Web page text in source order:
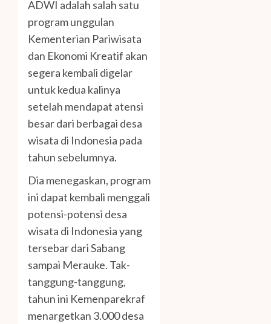
ADWI adalah salah satu
program unggulan
Kementerian Pariwisata
dan Ekonomi Kreatif akan
segera kembali digelar
untuk kedua kalinya
setelah mendapat atensi
besar dari berbagai desa
wisata di Indonesia pada
tahun sebelumnya.
Dia menegaskan, program
ini dapat kembali menggali
potensi-potensi desa
wisata di Indonesia yang
tersebar dari Sabang
sampai Merauke. Tak-
tanggung-tanggung,
tahun ini Kemenparekraf
menargetkan 3.000 desa